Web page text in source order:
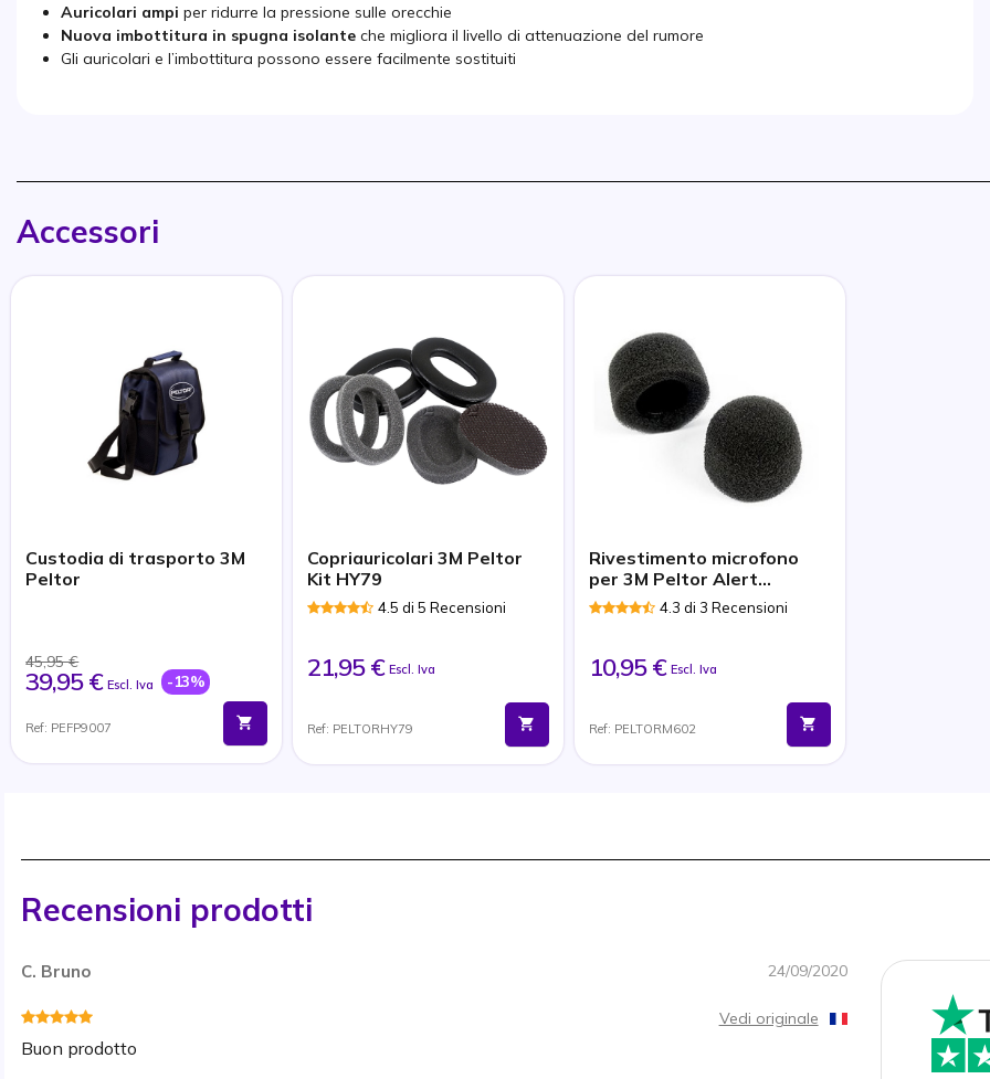
Auricolari ampi per ridurre la pressione sulle orecchie
Nuova imbottitura in spugna isolante che migliora il livello di attenuazione del rumore
Gli auricolari e l’imbottitura possono essere facilmente sostituiti
Accessori
Custodia di trasporto 3M
Peltor
45,95 €
39,95 € Escl. Iva -13%
Ref: PEFP9007
Copriauricolari 3M Peltor
Kit HY79
4.5 di 5 Recensioni
21,95 € Escl. Iva
Ref: PELTORHY79
Rivestimento microfono
per 3M Peltor Alert
Headsets4.3 di 3 Recensioni
10,95 € Escl. Iva
Ref: PELTORM602
Recensioni prodotti
C. Bruno 24/09/2020
Buon prodotto
Vedi originale